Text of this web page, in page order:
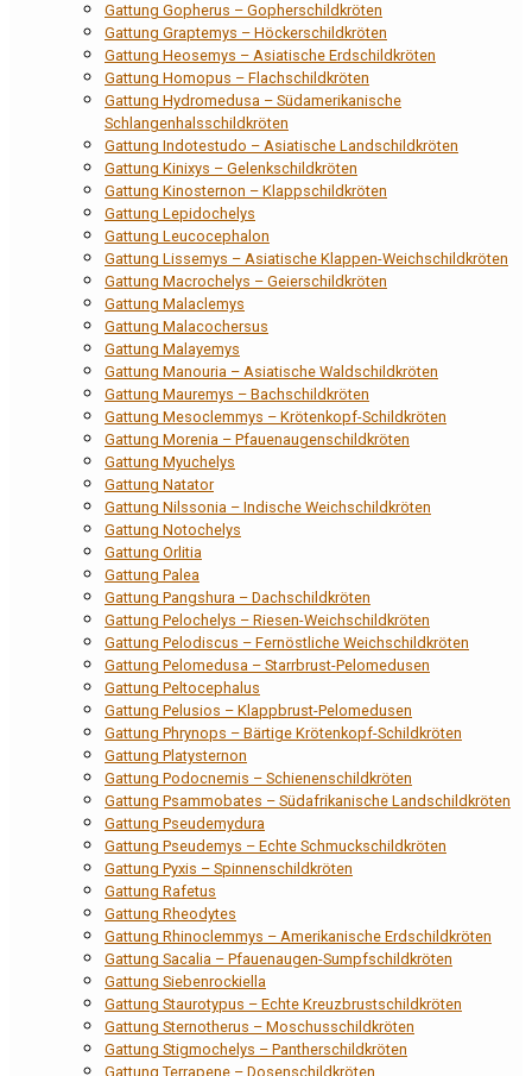
Gattung Gopherus – Gopherschildkröten
Gattung Graptemys – Höckerschildkröten
Gattung Heosemys – Asiatische Erdschildkröten
Gattung Homopus – Flachschildkröten
Gattung Hydromedusa – Südamerikanische
Schlangenhalsschildkröten
Gattung Indotestudo – Asiatische Landschildkröten
Gattung Kinixys – Gelenkschildkröten
Gattung Kinosternon – Klappschildkröten
Gattung Lepidochelys
Gattung Leucocephalon
Gattung Lissemys – Asiatische Klappen-Weichschildkröten
Gattung Macrochelys – Geierschildkröten
Gattung Malaclemys
Gattung Malacochersus
Gattung Malayemys
Gattung Manouria – Asiatische Waldschildkröten
Gattung Mauremys – Bachschildkröten
Gattung Mesoclemmys – Krötenkopf-Schildkröten
Gattung Morenia – Pfauenaugenschildkröten
Gattung Myuchelys
Gattung Natator
Gattung Nilssonia – Indische Weichschildkröten
Gattung Notochelys
Gattung Orlitia
Gattung Palea
Gattung Pangshura – Dachschildkröten
Gattung Pelochelys – Riesen-Weichschildkröten
Gattung Pelodiscus – Fernöstliche Weichschildkröten
Gattung Pelomedusa – Starrbrust-Pelomedusen
Gattung Peltocephalus
Gattung Pelusios – Klappbrust-Pelomedusen
Gattung Phrynops – Bärtige Krötenkopf-Schildkröten
Gattung Platysternon
Gattung Podocnemis – Schienenschildkröten
Gattung Psammobates – Südafrikanische Landschildkröten
Gattung Pseudemydura
Gattung Pseudemys – Echte Schmuckschildkröten
Gattung Pyxis – Spinnenschildkröten
Gattung Rafetus
Gattung Rheodytes
Gattung Rhinoclemmys – Amerikanische Erdschildkröten
Gattung Sacalia – Pfauenaugen-Sumpfschildkröten
Gattung Siebenrockiella
Gattung Staurotypus – Echte Kreuzbrustschildkröten
Gattung Sternotherus – Moschusschildkröten
Gattung Stigmochelys – Pantherschildkröten
Gattung Terrapene – Dosenschildkröten